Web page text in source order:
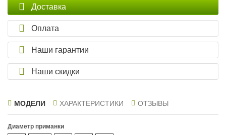
Доставка
Оплата
Наши гарантии
Наши скидки
МОДЕЛИ ХАРАКТЕРИСТИКИ ОТЗЫВЫ
Диаметр приманки